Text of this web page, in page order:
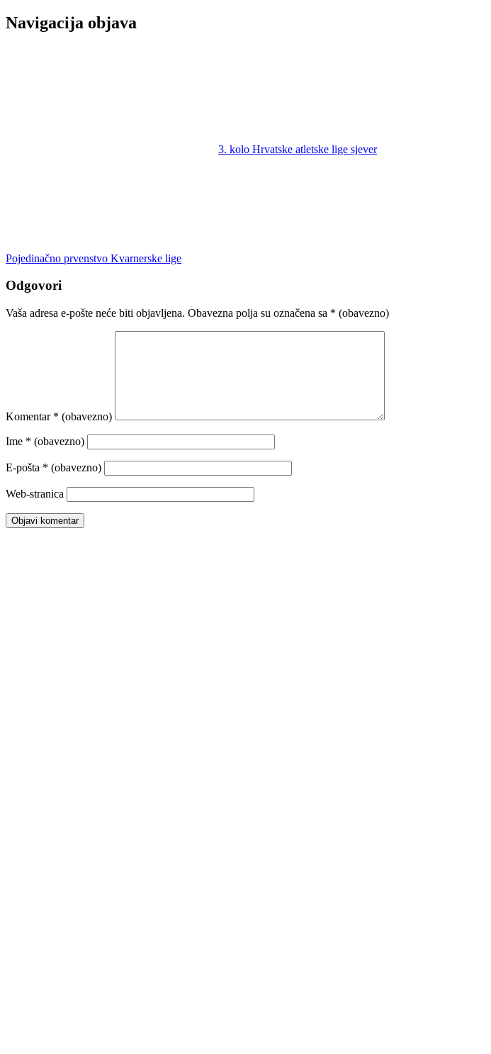
Navigacija objava
3. kolo Hrvatske atletske lige sjever
Pojedinačno prvenstvo Kvarnerske lige
Odgovori
Vaša adresa e-pošte neće biti objavljena. Obavezna polja su označena sa * (obavezno)
Komentar * (obavezno)
Ime * (obavezno)
E-pošta * (obavezno)
Web-stranica